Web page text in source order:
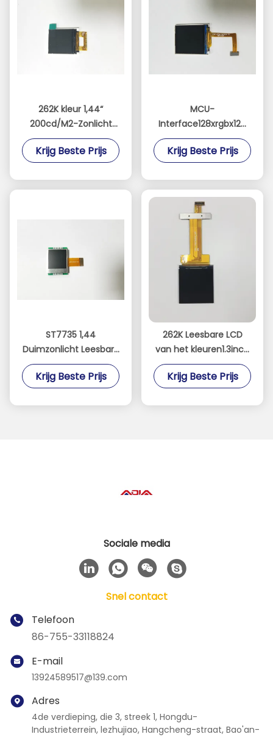
262K kleur 1,44“
200cd/M2-Zonlicht
Leesbaar TFT
Krijg Beste Prijs
MCU-
Interface128xrgbx128
Zonlicht met 8 bits
Leesbaar TFT voor
Krijg Beste Prijs
ST7735 1,44
Duimzonlicht Leesbare
LCD, de Helderheidslcd
van 400cd/M2 Hoge
Krijg Beste Prijs
262K Leesbare LCD
van het kleuren1.3inch
300cd/M2 Zonlicht
Vertoning
Krijg Beste Prijs
Sociale media
Snel contact
Telefoon
86-755-33118824
E-mail
13924589517@139.com
Adres
4de verdieping, die 3, streek 1, Hongdu-
Industrieterrein, lezhujiao, Hangcheng-straat, Bao'an-